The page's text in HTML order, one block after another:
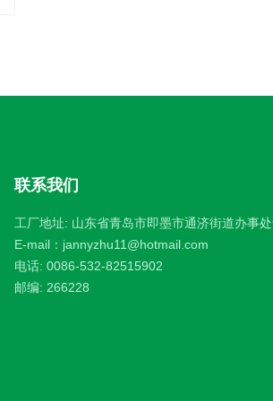
联系我们
工厂地址: 山东省青岛市即墨市通济街道办事
E-mail： jannyzhu11@hotmail.com
电话:0086-532-82515902
邮编: 266228